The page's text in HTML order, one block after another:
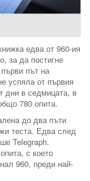
едва от 960-ия
за да постигне
път на
успяла от първия
дни в седмицата, в
780 опита.
до два пъти
теста. Едва след
Telegraph.
с което
960, преди най-